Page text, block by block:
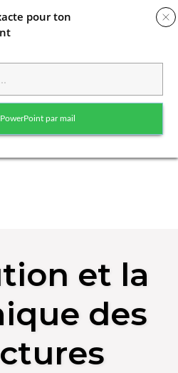
et la
des
pour ton
par mail